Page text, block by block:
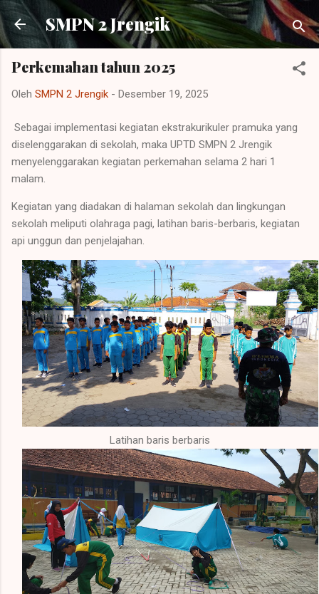
Langsung ke konten utama
SMPN 2 Jrengik
Perkemahan tahun 2025
Oleh SMPN 2 Jrengik - Desember 19, 2025
Sebagai implementasi kegiatan ekstrakurikuler pramuka yang
diselenggarakan di sekolah, maka UPTD SMPN 2 Jrengik
menyelenggarakan kegiatan perkemahan selama 2 hari 1
malam.
Kegiatan yang diadakan di halaman sekolah dan lingkungan
sekolah meliputi olahraga pagi, latihan baris-berbaris, kegiatan
api unggun dan penjelajahan.
Latihan baris berbaris